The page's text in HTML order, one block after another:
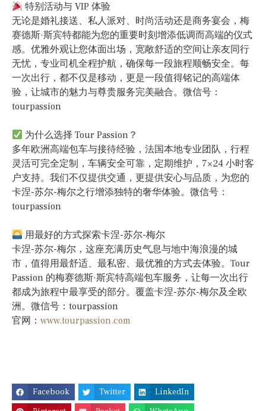
特别活动与 VIP 体验
无论是婚礼接送、私人派对、时尚活动还是商务宴会，梅
赛德斯·斯宾特都能为您的重要时刻增添低调而高端的仪式
感。优雅外观让您体面出场，宽敞舒适的空间让亲友同行
无忧，专业司机全程护航，确保每一段旅程顺畅安全。每
一次出行，都不仅是移动，更是一段值得铭记的高端体
验，让城市的魅力与尊贵服务完美融合。微信号：
tourpassion
为什么选择 Tour Passion？
多年欧洲高端包车与接待经验，法国本地专业团队，行程
灵活可完全定制，车辆安全可靠，定期维护，7×24 小时客
户支持。我们不仅提供交通，更提供安心与品质，为您的
卡涅-苏尔-梅尔之行增添独特的奢华体验。微信号：
tourpassion
用最好的方式探索卡涅-苏尔-梅尔
卡涅-苏尔-梅尔，这座充满历史气息与地中海浪漫的城
市，值得用最舒适、最私密、最优雅的方式去体验。Tour
Passion 的梅赛德斯·斯宾特高端包车服务，让每一次出行
都成为旅程中最享受的部分。覆盖卡涅-苏尔-梅尔及全欧
洲。微信号：tourpassion
官网： www.tourpassion.com
Facebook Twitter
LinkedIn